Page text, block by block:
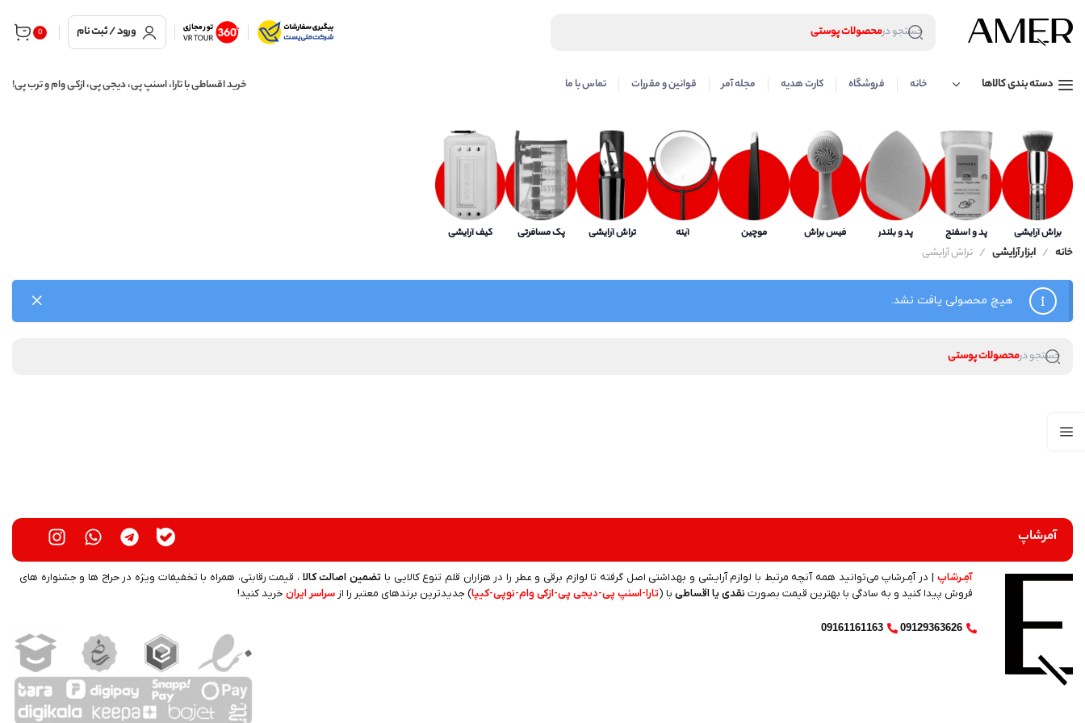
جستجو درمحصولات پوستی
لوازم آرایشی
عطر و ادکلن
ورود / ثبت نام 0
دسته بندی کالاها خانه فروشگاه کارت هدیه مجله آمر قوانین و مقررات تماس با ما خرید اقساطی با تارا، اسنپ پی، دیجی پی، ازکی وام و ترب پی!
براش آرایشی پد و اسفنج پد و بلندر فیس براش موچین آینه تراش آرایشی پک مسافرتی کیف آرایشی
خانه ابزار آرایشی تراش آرایشی
هیچ محصولی یافت نشد.
جستجو درمحصولات پوستی
آمرشاپ
آمِـرشاپ | در آمِـرشاپ می‌توانید همه آنچه مرتبط با لوازم آرایشی و بهداشتی اصل گرفته تا لوازم برقی و عطر را در هزاران قلم تنوع کالایی با تضمین اصالت کالا ، قیمت رقابتی، همراه با تخفیفات ویژه در حراج ها و جشنواره های
فروش پیدا کنید و به سادگی با بهترین قیمت بصورت نقدی یا اقساطی با (تارا-اسنپ پی-دیجی پی-ازکی وام-نوپی-کیپا) جدیدترین‌ برندهای معتبر را ازسراسر ایران خرید کنید!
09129363626
09161161163